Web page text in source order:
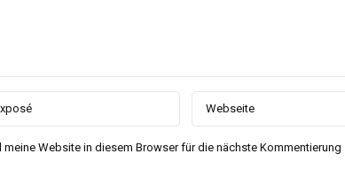
Website in diesem Browser für die nächste Kommentierung